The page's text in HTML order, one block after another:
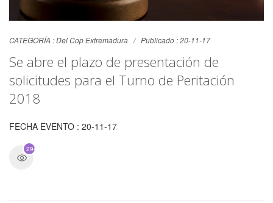
CATEGORÍA :Del Cop Extremadura Publicado : 20-11-17
Se abre el plazo de presentación de
solicitudes para el Turno de Peritación
2018
FECHA EVENTO : 20-11-17
2948